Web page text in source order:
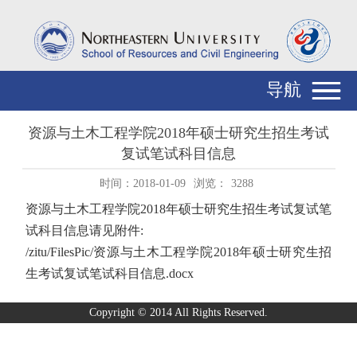
导航
资源与土木工程学院2018年硕士研究生招生考试
复试笔试科目信息
时间：2018-01-09 浏览： 3288
资源与土木工程学院2018年硕士研究生招生考试复试笔
试科目信息请见附件:
/zitu/FilesPic/资源与土木工程学院2018年硕士研究生招
生考试复试笔试科目信息.docx
Copyright © 2014 All Rights Reserved.